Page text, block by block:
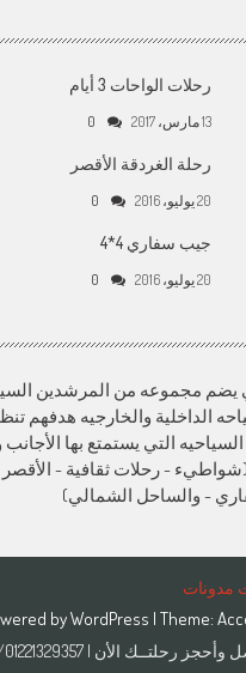
رحلات الواحات 3 أيام
13 مارس، 2017 0
رحلة الغردقة الأقصر
20 يوليو، 2016 0
جيب سفاري 4*4
20 يوليو، 2016 0
يضم مجموعه من المرشدين
الداخلية والخارجيه هدفهم
التي يستمتع بها الأجانب
(شواطيء - رحلات ثقافية -
- والساحل الشمالي)
مدونات
byWordPress | Theme:
رحلتــك الأن | 002/01221329357 – 002/01067039400